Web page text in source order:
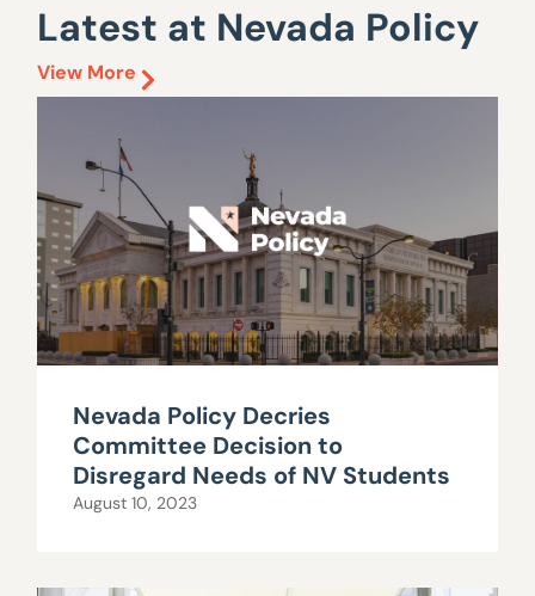
Latest at Nevada Policy
View More
Nevada Policy Decries
Committee Decision to
Disregard Needs of NV Students
August 10, 2023